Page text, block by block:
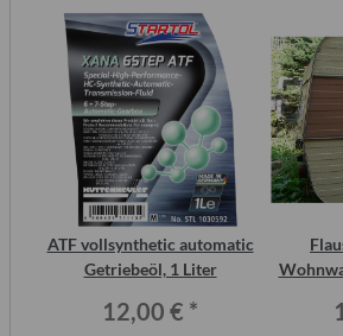
ATF vollsynthetic automatic
Getriebeöl, 1 Liter
12,00 € *